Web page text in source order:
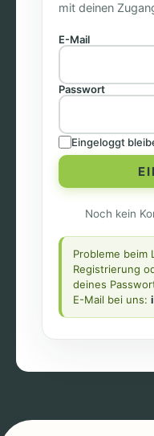
mit deinen
E-Mail
Passwort
Eingeloggt
Noch kein
Probleme beim
Registrierung
deines
E-Mail bei uns: